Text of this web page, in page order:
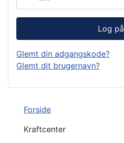
Forside
Kraftcenter
Log på
Glemt din adgangskode?
Glemt dit brugernavn?